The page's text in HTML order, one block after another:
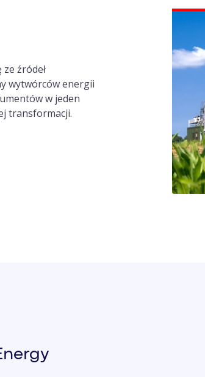
źródeł
wytwórców energii
w jeden
transformacji.